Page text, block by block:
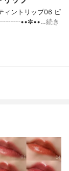
ィントリップ06 ピ
続き